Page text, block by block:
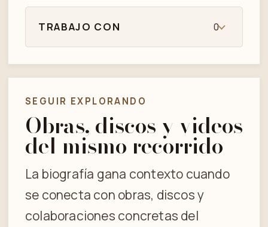
TRABAJO CON 0
SEGUIR EXPLORANDO
Obras, discos y videos
del mismo recorrido
La biografía gana contexto cuando
se conecta con obras, discos y
colaboraciones concretas del